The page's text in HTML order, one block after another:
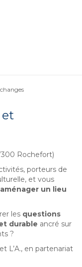
et
Rochefort)
porteurs de
et vous
un lieu
les questions
durable ancré sur
?
L’A., en partenariat